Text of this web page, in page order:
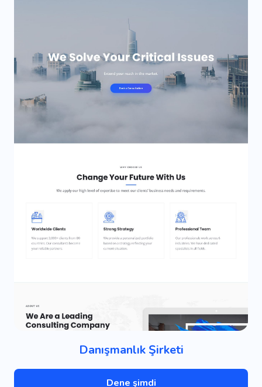
Danışmanlık Şirketi
Dene şimdi